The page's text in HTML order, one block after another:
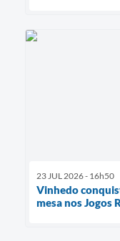
23 JUL 2026 - 16h50
Vinhedo
mesa nos Jogos